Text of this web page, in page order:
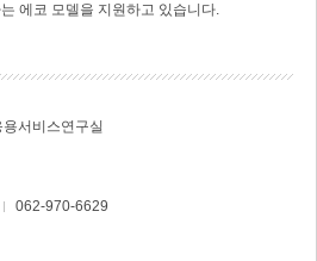
에코 모델을 지원하고 있습니다.
서비스연구실
062-970-6629